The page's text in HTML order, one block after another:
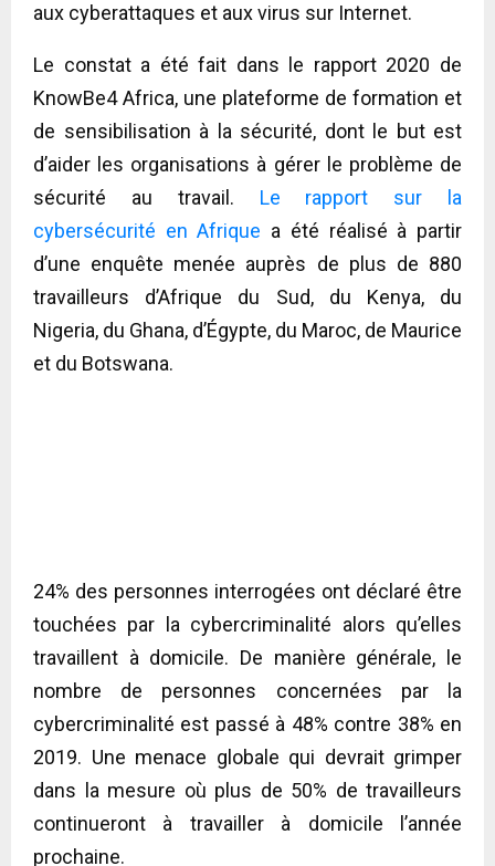
aux cyberattaques et aux virus sur Internet.
Le constat a été fait dans le rapport 2020 de
KnowBe4 Africa, une plateforme de formation et
de sensibilisation à la sécurité, dont le but est
d’aider les organisations à gérer le problème de
sécurité au travail. Le rapport sur la
cybersécurité en Afrique a été réalisé à partir
d’une enquête menée auprès de plus de 880
travailleurs d’Afrique du Sud, du Kenya, du
Nigeria, du Ghana, d’Égypte, du Maroc, de Maurice
et du Botswana.
24% des personnes interrogées ont déclaré être
touchées par la cybercriminalité alors qu’elles
travaillent à domicile. De manière générale, le
nombre de personnes concernées par la
cybercriminalité est passé à 48% contre 38% en
2019. Une menace globale qui devrait grimper
dans la mesure où plus de 50% de travailleurs
continueront à travailler à domicile l’année
prochaine.